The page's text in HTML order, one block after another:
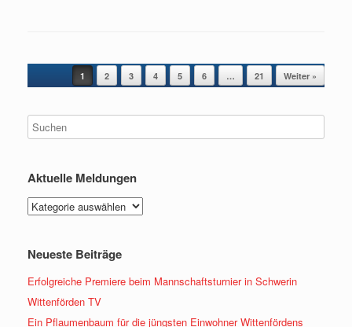
Beitragsnavigation
1 2 3 4 5 6 … 21 Weiter »
Aktuelle Meldungen
Aktuelle
Meldungen
Neueste Beiträge
Erfolgreiche Premiere beim Mannschaftsturnier in Schwerin
Wittenförden TV
Ein Pflaumenbaum für die jüngsten Einwohner Wittenfördens